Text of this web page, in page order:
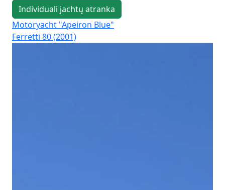
Individuali jachtų atranka
Motoryacht "Apeiron Blue"
Ferretti 80 (2001)